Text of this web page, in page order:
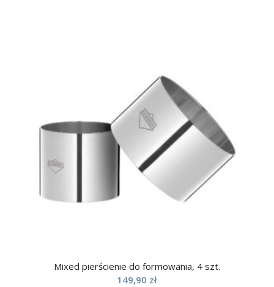
Mixed pierścienie do formowania, 4 szt.
149,90 zł